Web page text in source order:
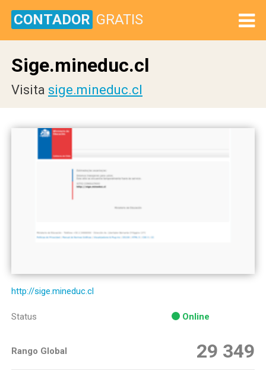
CONTADOR GRATIS
Sige.mineduc.cl
Visita sige.mineduc.cl
http://sige.mineduc.cl
Status Online
Rango Global 29 349